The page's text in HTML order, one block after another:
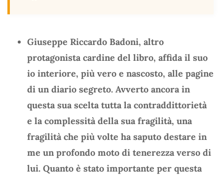
Giuseppe Riccardo Badoni, altro
protagonista cardine del libro, affida il suo
io interiore, più vero e nascosto, alle pagine
di un diario segreto. Avverto ancora in
questa sua scelta tutta la contraddittorietà
e la complessità della sua fragilità, una
fragilità che più volte ha saputo destare in
me un profondo moto di tenerezza verso di
lui. Quanto è stato importante per questa